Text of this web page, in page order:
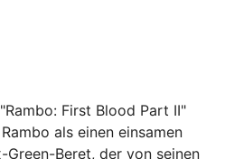
First Blood Part II"
als einen einsamen
Green-Beret, der von seinen